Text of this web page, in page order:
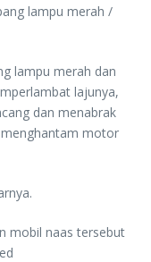
lampu merah /
lampu merah dan
lajunya,
dan menabrak
motor
mobil naas tersebut